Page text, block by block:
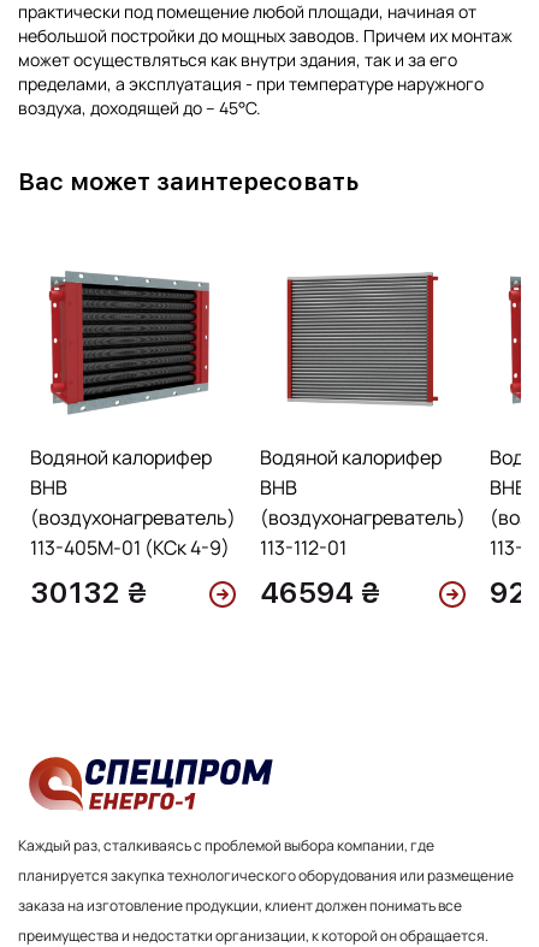
практически под помещение любой площади, начиная от
небольшой постройки до мощных заводов. Причем их монтаж
может осуществляться как внутри здания, так и за его
пределами, а эксплуатация - при температуре наружного
воздуха, доходящей до – 45°С.
Вас может заинтересовать
Водяной калорифер
ВНВ
(воздухонагреватель)
113-405М-01 (КСк 4-9)
30132 ₴
Водяной калорифер
ВНВ
(воздухонагреватель)
113-112-01
46594 ₴
ВНВ
113-
Каждый раз, сталкиваясь с проблемой выбора компании, где
планируется закупка технологического оборудования или размещение
заказа на изготовление продукции, клиент должен понимать все
преимущества и недостатки организации, к которой он обращается.